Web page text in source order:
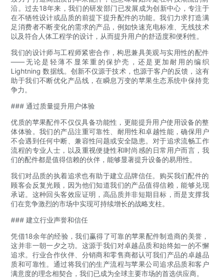
沿。过去18年来，我们的研发部门已发展成为创新中心，专注于
在不牺牲设计或品质的前提下提升配件的功能。我们力求打造满
足消费者不断变化的需求的产品，例如快速充电标准、无线技术
以及符合人体工程学的设计，从而提升用户的舒适度和便利性。
我们的设计师与工程师紧密合作，构思兼具美观与实用性的配件
——无论是轻薄不显笨重的保护壳，还是更加耐用的编织
Lightning 数据线。创新不仅源于技术，也源于客户的反馈，这有
助于我们不断优化产品线，在瞬息万变的苹果生态系统中保持竞
争力。
### 通过质量提升用户体验
优质的苹果配件不仅仅具备功能性，更能提升用户使用设备的整
体体验。我们的产品注重可靠性、耐用性和卓越性能，确保用户
不会遇到任何中断、兼容性问题或安全隐患。对于追求流畅工作
流程的专业人士，以及重视便捷性和时尚感的日常用户而言，我
们的配件都是值得信赖的伙伴，能够显著提升设备的易用性。
我们对品质的执着追求也有助于建立品牌信任。购买我们配件的
顾客会反复光顾，因为他们知道我们的产品值得信赖，能够兑现
承诺。这种回头客效应证明，高品质并非短期目标，而是支撑我
们在竞争激烈的市场中实现可持续增长的战略支柱。
### 建立行业声誉和信任
凭借18余年的经验，我们赢得了可靠的苹果配件制造商的美誉，
这并非一朝一夕之功。这源于我们对卓越品质和始终如一的不懈
追求。行业合作伙伴、分销商和零售商都认可我们产品的卓越品
质和可靠性。通过将我们的生产流程与苹果公司追求品质和客户
满意度的理念相契合，我们已成为全球主要市场的首选供应商。